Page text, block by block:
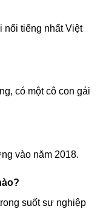
nổi tiếng nhất Việt
có một cô con gái
vào năm 2018.
suốt sự nghiệp